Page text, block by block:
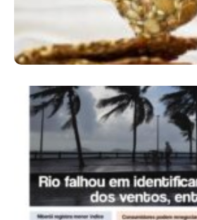
Ano X – Número 366 01 A
2026